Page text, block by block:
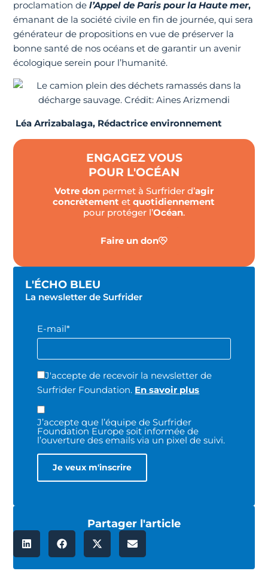
proclamation del’Appel de Paris pour la Haute mer,
émanant de la société civile en fin de journée, qui sera
générateur de propositions en vue de préserver la
bonne santé de nos océans et de garantir un avenir
écologique serein pour l’humanité.
Léa Arrizabalaga, Rédactrice environnement
ENGAGEZ VOUS
POUR L'OCÉAN
Votre donpermet à Surfrider d’agir
concrètement etquotidiennement
pour protéger l’Océan.
Faire un don
L'ÉCHO BLEU
La newsletter de Surfrider
E-mail*
J'accepte de recevoir la newsletter de
Surfrider Foundation. En savoir plus
J’accepte que l’équipe de Surfrider
Foundation Europe soit informée de
l’ouverture des emails via un pixel de suivi.
Partager l'article